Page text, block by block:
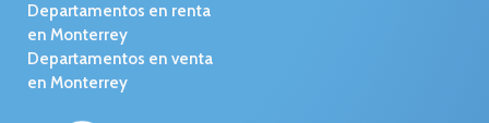
Departamentos en renta
en Monterrey
Departamentos en venta
en Monterrey